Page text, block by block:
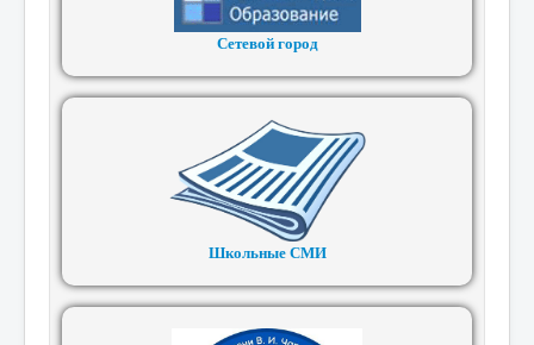
Сетевой город
Школьные СМИ